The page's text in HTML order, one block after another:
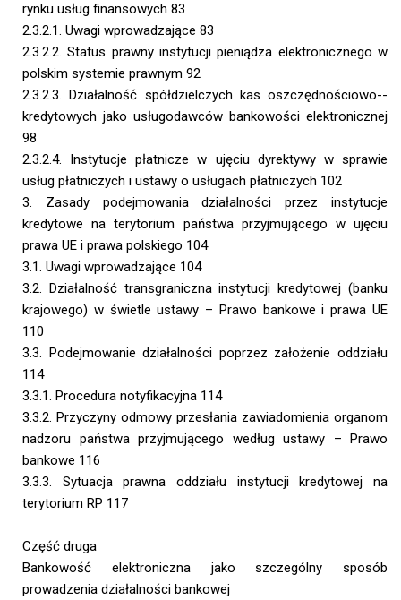
rynku usług finansowych 83
2.3.2.1. Uwagi wprowadzające 83
2.3.2.2. Status prawny instytucji pieniądza elektronicznego w
polskim systemie prawnym 92
2.3.2.3. Działalność spółdzielczych kas oszczędnościowo--
kredytowych jako usługodawców bankowości elektronicznej
98
2.3.2.4. Instytucje płatnicze w ujęciu dyrektywy w sprawie
usług płatniczych i ustawy o usługach płatniczych 102
3. Zasady podejmowania działalności przez instytucje
kredytowe na terytorium państwa przyjmującego w ujęciu
prawa UE i prawa polskiego 104
3.1. Uwagi wprowadzające 104
3.2. Działalność transgraniczna instytucji kredytowej (banku
krajowego) w świetle ustawy – Prawo bankowe i prawa UE
110
3.3. Podejmowanie działalności poprzez założenie oddziału
114
3.3.1. Procedura notyfikacyjna 114
3.3.2. Przyczyny odmowy przesłania zawiadomienia organom
nadzoru państwa przyjmującego według ustawy – Prawo
bankowe 116
3.3.3. Sytuacja prawna oddziału instytucji kredytowej na
terytorium RP 117
Część druga
Bankowość elektroniczna jako szczególny sposób
prowadzenia działalności bankowej